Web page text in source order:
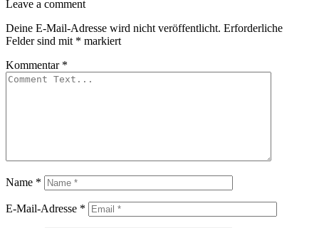
Leave
comment
Leave a comment
Deine E-Mail-Adresse wird nicht veröffentlicht. Erforderliche
Felder sind mit * markiert
Kommentar *
Name *
E-Mail-Adresse *